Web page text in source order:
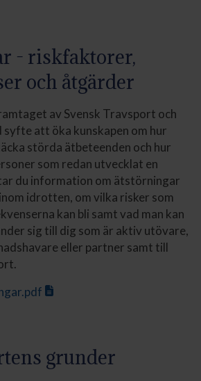
- riskfaktorer,
och åtgärder
av Svensk Travsport och
syfte att öka kunskapen om hur
störda ätbeteenden och hur
som redan utvecklat en
du information om ätstörningar
idrotten, om vilka risker som
kan bli samt vad man kan
sig till dig som är aktiv utövare,
eller partner samt till
grunder